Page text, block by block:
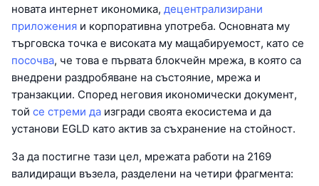
новата интернет икономика, децентрализирани
приложения и корпоративна употреба. Основната му
търговска точка е високата му мащабируемост, като се
посочва, че това е първата блокчейн мрежа, в която са
внедрени раздробяване на състояние, мрежа и
транзакции. Според неговия икономически документ,
той се стреми да изгради своята екосистема и да
установи EGLD като актив за съхранение на стойност.
За да постигне тази цел, мрежата работи на 2169
валидиращи възела, разделени на четири фрагмента: